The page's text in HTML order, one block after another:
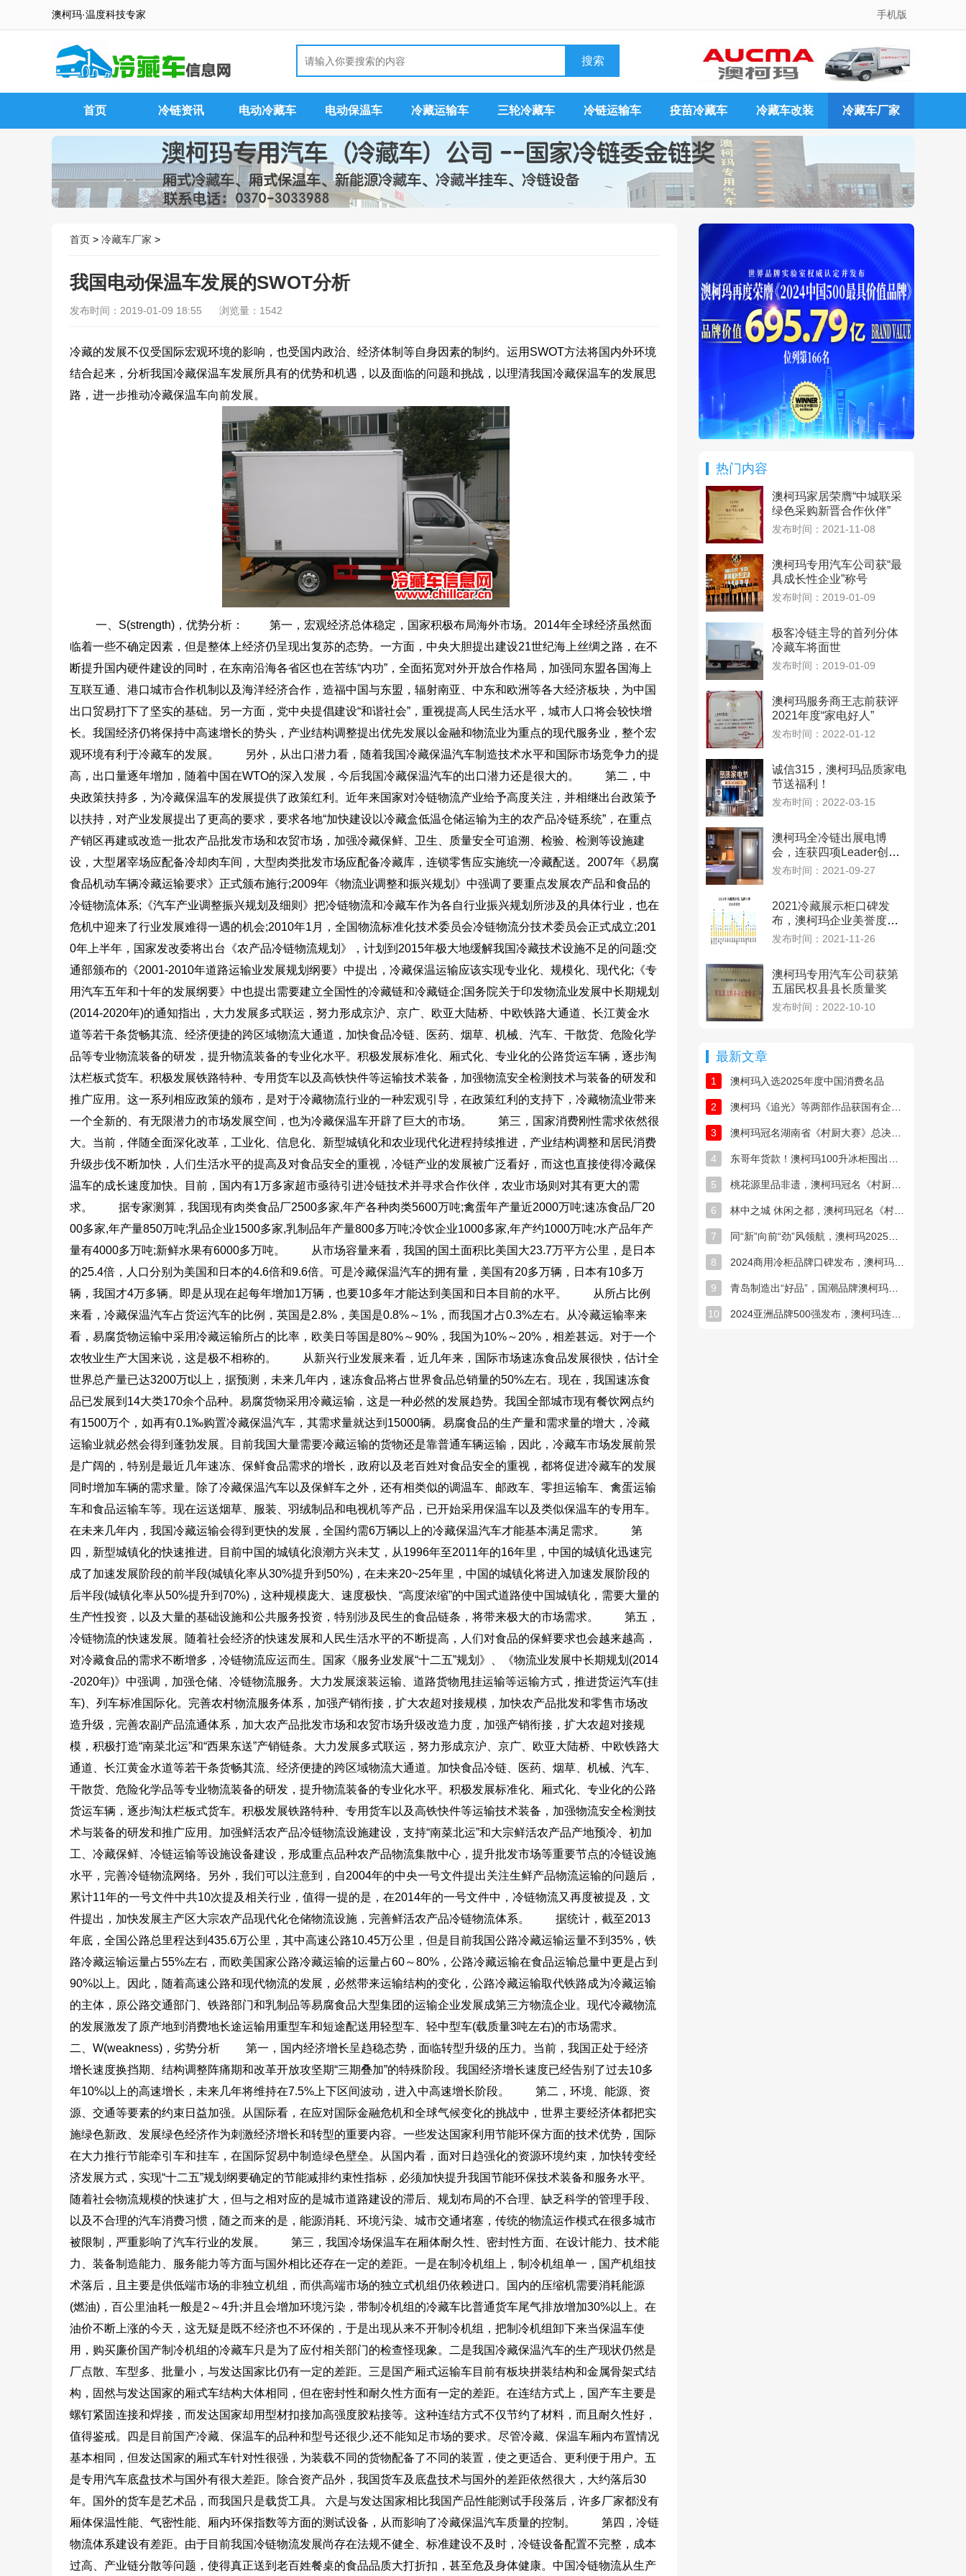
澳柯玛·温度科技专家 手机版
首页 冷链资讯 电动冷藏车 电动保温车 冷藏运输车 三轮冷藏车 冷链运输车 疫苗冷藏车 冷藏车改装 冷藏车厂家
首页 > 冷藏车厂家 >
我国电动保温车发展的SWOT分析
发布时间：2019-01-09 18:55 浏览量：1542
冷藏的发展不仅受国际宏观环境的影响，也受国内政治、经济体制等自身因素的制约。运用SWOT方法将国内外环境
结合起来，分析我国冷藏保温车发展所具有的优势和机遇，以及面临的问题和挑战，以理清我国冷藏保温车的发展思
路，进一步推动冷藏保温车向前发展。
一、S(strength)，优势分析：
第一，宏观经济总体稳定，国家积极布局海外市场。2014年全球经济虽然面
临着一些不确定因素，但是整体上经济仍呈现出复苏的态势。一方面，中央大胆提出建设21世纪海上丝绸之路，在不
断提升国内硬件建设的同时，在东南沿海各省区也在苦练“内功”，全面拓宽对外开放合作格局，加强同东盟各国海上
互联互通、港口城市合作机制以及海洋经济合作，造福中国与东盟，辐射南亚、中东和欧洲等各大经济板块，为中国
出口贸易打下了坚实的基础。另一方面，党中央提倡建设“和谐社会”，重视提高人民生活水平，城市人口将会较快增
长。我国经济仍将保持中高速增长的势头，产业结构调整提出优先发展以金融和物流业为重点的现代服务业，整个宏
观环境有利于冷藏车的发展。
另外，从出口潜力看，随着我国冷藏保温汽车制造技术水平和国际市场竞争力的提
高，出口量逐年增加，随着中国在WTO的深入发展，今后我国冷藏保温汽车的出口潜力还是很大的。
第二，中
央政策扶持多，为冷藏保温车的发展提供了政策红利。近年来国家对冷链物流产业给予高度关注，并相继出台政策予
以扶持，对产业发展提出了更高的要求，要求各地“加快建设以冷藏盒低温仓储运输为主的农产品冷链系统”，在重点
产销区再建或改造一批农产品批发市场和农贸市场，加强冷藏保鲜、卫生、质量安全可追溯、检验、检测等设施建
设，大型屠宰场应配备冷却肉车间，大型肉类批发市场应配备冷藏库，连锁零售应实施统一冷藏配送。2007年《易腐
食品机动车辆冷藏运输要求》正式颁布施行;2009年《物流业调整和振兴规划》中强调了要重点发展农产品和食品的
冷链物流体系;《汽车产业调整振兴规划及细则》把冷链物流和冷藏车作为各自行业振兴规划所涉及的具体行业，也在
危机中迎来了行业发展难得一遇的机会;2010年1月，全国物流标准化技术委员会冷链物流分技术委员会正式成立;201
0年上半年，国家发改委将出台《农产品冷链物流规划》，计划到2015年极大地缓解我国冷藏技术设施不足的问题;交
通部颁布的《2001-2010年道路运输业发展规划纲要》中提出，冷藏保温运输应该实现专业化、规模化、现代化;《专
用汽车五年和十年的发展纲要》中也提出需要建立全国性的冷藏链和冷藏链企;国务院关于印发物流业发展中长期规划
(2014-2020年)的通知指出，大力发展多式联运，努力形成京沪、京广、欧亚大陆桥、中欧铁路大通道、长江黄金水
道等若干条货畅其流、经济便捷的跨区域物流大通道，加快食品冷链、医药、烟草、机械、汽车、干散货、危险化学
品等专业物流装备的研发，提升物流装备的专业化水平。积极发展标准化、厢式化、专业化的公路货运车辆，逐步淘
汰栏板式货车。积极发展铁路特种、专用货车以及高铁快件等运输技术装备，加强物流安全检测技术与装备的研发和
推广应用。这一系列相应政策的颁布，是对于冷藏物流行业的一种宏观引导，在政策红利的支持下，冷藏物流业带来
一个全新的、有无限潜力的市场发展空间，也为冷藏保温车开辟了巨大的市场。
第三，国家消费刚性需求依然很
大。当前，伴随全面深化改革，工业化、信息化、新型城镇化和农业现代化进程持续推进，产业结构调整和居民消费
升级步伐不断加快，人们生活水平的提高及对食品安全的重视，冷链产业的发展被广泛看好，而这也直接使得冷藏保
温车的成长速度加快。目前，国内有1万多家超市亟待引进冷链技术并寻求合作伙伴，农业市场则对其有更大的需
求。
据专家测算，我国现有肉类食品厂2500多家,年产各种肉类5600万吨;禽蛋年产量近2000万吨;速冻食品厂20
00多家,年产量850万吨;乳品企业1500多家,乳制品年产量800多万吨;冷饮企业1000多家,年产约1000万吨;水产品年产
量有4000多万吨;新鲜水果有6000多万吨。
从市场容量来看，我国的国土面积比美国大23.7万平方公里，是日本
的25.4倍，人口分别为美国和日本的4.6倍和9.6倍。可是冷藏保温汽车的拥有量，美国有20多万辆，日本有10多万
辆，我国才4万多辆。即是从现在起每年增加1万辆，也要10多年才能达到美国和日本目前的水平。
从所占比例
来看，冷藏保温汽车占货运汽车的比例，英国是2.8%，美国是0.8%～1%，而我国才占0.3%左右。从冷藏运输率来
看，易腐货物运输中采用冷藏运输所占的比率，欧美日等国是80%～90%，我国为10%～20%，相差甚远。对于一个
农牧业生产大国来说，这是极不相称的。
从新兴行业发展来看，近几年来，国际市场速冻食品发展很快，估计全
世界总产量已达3200万t以上，据预测，未来几年内，速冻食品将占世界食品总销量的50%左右。现在，我国速冻食
品已发展到14大类170余个品种。易腐货物采用冷藏运输，这是一种必然的发展趋势。我国全部城市现有餐饮网点约
有1500万个，如再有0.1‰购置冷藏保温汽车，其需求量就达到15000辆。易腐食品的生产量和需求量的增大，冷藏
运输业就必然会得到蓬勃发展。目前我国大量需要冷藏运输的货物还是靠普通车辆运输，因此，冷藏车市场发展前景
是广阔的，特别是最近几年速冻、保鲜食品需求的增长，政府以及老百姓对食品安全的重视，都将促进冷藏车的发展
同时增加车辆的需求量。除了冷藏保温汽车以及保鲜车之外，还有相类似的调温车、邮政车、零担运输车、禽蛋运输
车和食品运输车等。现在运送烟草、服装、羽绒制品和电视机等产品，已开始采用保温车以及类似保温车的专用车。
在未来几年内，我国冷藏运输会得到更快的发展，全国约需6万辆以上的冷藏保温汽车才能基本满足需求。
第
四，新型城镇化的快速推进。目前中国的城镇化浪潮方兴未艾，从1996年至2011年的16年里，中国的城镇化迅速完
成了加速发展阶段的前半段(城镇化率从30%提升到50%)，在未来20~25年里，中国的城镇化将进入加速发展阶段的
后半段(城镇化率从50%提升到70%)，这种规模庞大、速度极快、“高度浓缩”的中国式道路使中国城镇化，需要大量的
生产性投资，以及大量的基础设施和公共服务投资，特别涉及民生的食品链条，将带来极大的市场需求。
第五，
冷链物流的快速发展。随着社会经济的快速发展和人民生活水平的不断提高，人们对食品的保鲜要求也会越来越高，
对冷藏食品的需求不断增多，冷链物流应运而生。国家《服务业发展“十二五”规划》、《物流业发展中长期规划(2014
-2020年)》中强调，加强仓储、冷链物流服务。大力发展滚装运输、道路货物甩挂运输等运输方式，推进货运汽车(挂
车)、列车标准国际化。完善农村物流服务体系，加强产销衔接，扩大农超对接规模，加快农产品批发和零售市场改
造升级，完善农副产品流通体系，加大农产品批发市场和农贸市场升级改造力度，加强产销衔接，扩大农超对接规
模，积极打造“南菜北运”和“西果东送”产销链条。大力发展多式联运，努力形成京沪、京广、欧亚大陆桥、中欧铁路大
通道、长江黄金水道等若干条货畅其流、经济便捷的跨区域物流大通道。加快食品冷链、医药、烟草、机械、汽车、
干散货、危险化学品等专业物流装备的研发，提升物流装备的专业化水平。积极发展标准化、厢式化、专业化的公路
货运车辆，逐步淘汰栏板式货车。积极发展铁路特种、专用货车以及高铁快件等运输技术装备，加强物流安全检测技
术与装备的研发和推广应用。加强鲜活农产品冷链物流设施建设，支持“南菜北运”和大宗鲜活农产品产地预冷、初加
工、冷藏保鲜、冷链运输等设施设备建设，形成重点品种农产品物流集散中心，提升批发市场等重要节点的冷链设施
水平，完善冷链物流网络。另外，我们可以注意到，自2004年的中央一号文件提出关注生鲜产品物流运输的问题后，
累计11年的一号文件中共10次提及相关行业，值得一提的是，在2014年的一号文件中，冷链物流又再度被提及，文
件提出，加快发展主产区大宗农产品现代化仓储物流设施，完善鲜活农产品冷链物流体系。
据统计，截至2013
年底，全国公路总里程达到435.6万公里，其中高速公路10.45万公里，但是目前我国公路冷藏运输运量不到35%，铁
路冷藏运输运量占55%左右，而欧美国家公路冷藏运输的运量占60～80%，公路冷藏运输在食品运输总量中更是占到
90%以上。因此，随着高速公路和现代物流的发展，必然带来运输结构的变化，公路冷藏运输取代铁路成为冷藏运输
的主体，原公路交通部门、铁路部门和乳制品等易腐食品大型集团的运输企业发展成第三方物流企业。现代冷藏物流
的发展激发了原产地到消费地长途运输用重型车和短途配送用轻型车、轻中型车(载质量3吨左右)的市场需求。
二、W(weakness)，劣势分析
第一，国内经济增长呈趋稳态势，面临转型升级的压力。当前，我国正处于经济
增长速度换挡期、结构调整阵痛期和改革开放攻坚期“三期叠加”的特殊阶段。我国经济增长速度已经告别了过去10多
年10%以上的高速增长，未来几年将维持在7.5%上下区间波动，进入中高速增长阶段。
第二，环境、能源、资
源、交通等要素的约束日益加强。从国际看，在应对国际金融危机和全球气候变化的挑战中，世界主要经济体都把实
施绿色新政、发展绿色经济作为刺激经济增长和转型的重要内容。一些发达国家利用节能环保方面的技术优势，国际
在大力推行节能牵引车和挂车，在国际贸易中制造绿色壁垒。从国内看，面对日趋强化的资源环境约束，加快转变经
济发展方式，实现“十二五”规划纲要确定的节能减排约束性指标，必须加快提升我国节能环保技术装备和服务水平。
随着社会物流规模的快速扩大，但与之相对应的是城市道路建设的滞后、规划布局的不合理、缺乏科学的管理手段、
以及不合理的汽车消费习惯，随之而来的是，能源消耗、环境污染、城市交通堵塞，传统的物流运作模式在很多城市
被限制，严重影响了汽车行业的发展。
第三，我国冷场保温车在厢体耐久性、密封性方面、在设计能力、技术能
力、装备制造能力、服务能力等方面与国外相比还存在一定的差距。一是在制冷机组上，制冷机组单一，国产机组技
术落后，且主要是供低端市场的非独立机组，而供高端市场的独立式机组仍依赖进口。国内的压缩机需要消耗能源
(燃油)，百公里油耗一般是2～4升;并且会增加环境污染，带制冷机组的冷藏车比普通货车尾气排放增加30%以上。在
油价不断上涨的今天，这无疑是既不经济也不环保的，于是出现从来不开制冷机组，把制冷机组卸下来当保温车使
用，购买廉价国产制冷机组的冷藏车只是为了应付相关部门的检查怪现象。二是我国冷藏保温汽车的生产现状仍然是
厂点散、车型多、批量小，与发达国家比仍有一定的差距。三是国产厢式运输车目前有板块拼装结构和金属骨架式结
构，固然与发达国家的厢式车结构大体相同，但在密封性和耐久性方面有一定的差距。在连结方式上，国产车主要是
螺钉紧固连接和焊接，而发达国家却用型材扣接加高强度胶粘接等。这种连结方式不仅节约了材料，而且耐久性好，
值得鉴戒。四是目前国产冷藏、保温车的品种和型号还很少,还不能知足市场的要求。尽管冷藏、保温车厢内布置情况
基本相同，但发达国家的厢式车针对性很强，为装载不同的货物配备了不同的装置，使之更适合、更利便于用户。五
是专用汽车底盘技术与国外有很大差距。除合资产品外，我国货车及底盘技术与国外的差距依然很大，大约落后30
年。国外的货车是艺术品，而我国只是载货工具。 六是与发达国家相比我国产品性能测试手段落后，许多厂家都没有
厢体保温性能、气密性能、厢内环保指数等方面的测试设备，从而影响了冷藏保温汽车质量的控制。
第四，冷链
物流体系建设有差距。由于目前我国冷链物流发展尚存在法规不健全、标准建设不及时，冷链设备配置不完整，成本
过高、产业链分散等问题，使得真正送到老百姓餐桌的食品品质大打折扣，甚至危及身体健康。中国冷链物流从生产
热门内容
澳柯玛家居荣膺“中城联采
绿色采购新晋合作伙伴”
发布时间：2021-11-08
澳柯玛专用汽车公司获“最
具成长性企业”称号
发布时间：2019-01-09
极客冷链主导的首列分体
冷藏车将面世
发布时间：2019-01-09
澳柯玛服务商王志前获评
2021年度“家电好人”
发布时间：2022-01-12
诚信315，澳柯玛品质家电
节送福利！
发布时间：2022-03-15
澳柯玛全冷链出展电博
会，连获四项Leader创新
大奖
发布时间：2021-09-27
2021冷藏展示柜口碑发
布，澳柯玛企业美誉度第
一
发布时间：2021-11-26
澳柯玛专用汽车公司获第
五届民权县县长质量奖
发布时间：2022-10-10
最新文章
1 澳柯玛入选2025年度中国消费名品
2 澳柯玛《追光》等两部作品获国有企业优秀品牌故事
3 澳柯玛冠名湖南省《村厨大赛》总决赛圆满收官
4 东哥年货款！澳柯玛100升冰柜囤出新春幸福感
5 桃花源里品非遗，澳柯玛冠名《村厨大赛》寻味常德
6 林中之城 休闲之都，澳柯玛冠名《村厨大赛》寻味郴州
7 同“新”向前“劲”风领航，澳柯玛2025空调新品发布
8 2024商用冷柜品牌口碑发布，澳柯玛连续11年夺冠
9 青岛制造出“好品”，国潮品牌澳柯玛持续焕新
10 2024亚洲品牌500强发布，澳柯玛连续七年入选